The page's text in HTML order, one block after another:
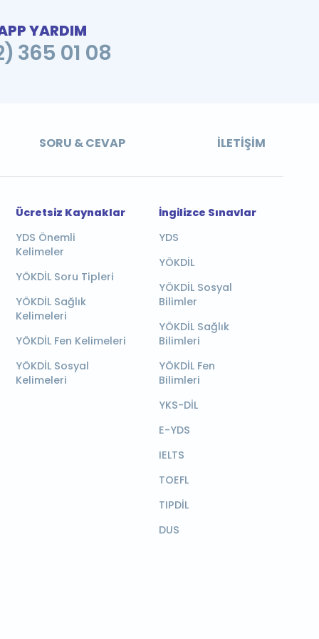
YARDIM
365 01 08
SORU & CEVAP İLETIŞIM
Ücretsiz Kaynaklar
YDS Önemli
Kelimeler
YÖKDİL Soru Tipleri
YÖKDİL Sağlık
Kelimeleri
YÖKDİL Fen Kelimeleri
YÖKDİL Sosyal
Kelimeleri
İngilizce Sınavlar
YDS
YÖKDİL
YÖKDİL Sosyal
Bilimler
YÖKDİL Sağlık
Bilimleri
YÖKDİL Fen
Bilimleri
YKS-DİL
E-YDS
IELTS
TOEFL
TIPDİL
DUS